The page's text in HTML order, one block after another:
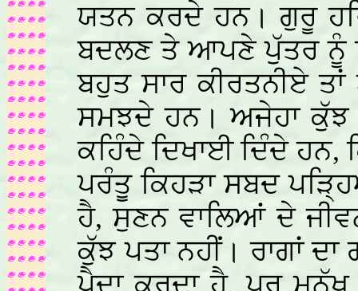
ਯਤਨ ਕਰਦੇ ਹਨ। ਗੁਰੂ
ਬਦਲਣ ਤੇ ਆਪਣੇ ਪੁੱਤਰ ਨੂੰ
ਬਹੁਤ ਸਾਰ ਕੀਰਤਨੀਏ
ਸਮਝਦੇ ਹਨ। ਅਜੇਹਾ
ਕਹਿੰਦੇ ਦਿਖਾਈ ਦਿੰਦੇ ਹਨ,
ਪਰੰਤੂ ਕਿਹੜਾ ਸਬਦ
ਹੈ, ਸੁਣਨ ਵਾਲਿਆਂ ਦੇ
ਕੁੱਝ ਪਤਾ ਨਹੀਂ। ਰਾਗਾਂ
ਪੈਦਾ ਕਰਦਾ ਹੈ, ਪਰ ਮਨੁੱਖ